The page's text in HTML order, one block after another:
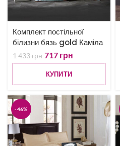
Комплект постільної
білизни бязь gold Каміла
1 433грн 717 грн
КУПИТИ
-46%